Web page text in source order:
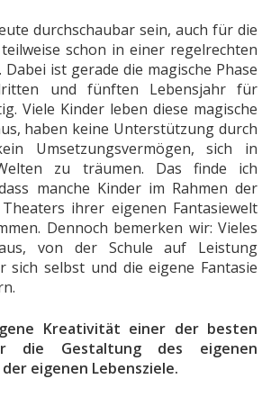
durchschaubar sein, auch für die
schon in einer regelrechten
Dabei ist gerade die magische Phase
und fünften Lebensjahr für
Viele Kinder leben diese magische
haben keine Unterstützung durch
Umsetzungsvermögen, sich in
zu träumen. Das finde ich
manche Kinder im Rahmen der
ihrer eigenen Fantasiewelt
Dennoch bemerken wir: Vieles
von der Schule auf Leistung
sich selbst und die eigene Fantasie
Kreativität einer der besten
die Gestaltung des eigenen
eigenen Lebensziele.